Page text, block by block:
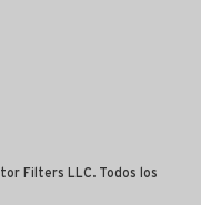
Filters LLC. Todos los